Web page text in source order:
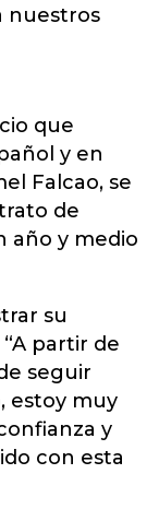
nuestros
que
y en
Falcao, se
de
año y medio
su
partir de
seguir
estoy muy
y
con esta